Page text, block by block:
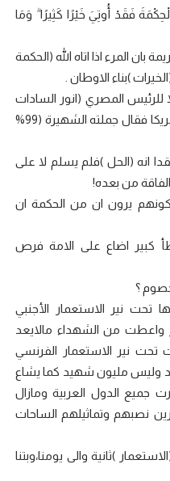
فَقَدْ أُوتِيَ خَيْرًا كَثِيرًا ۗ وَمَا
بان المرء اذا اتاه الله (الحكمة
)بناء الاوطان .
للرئيس المصري (انور السادات
)الذي اعتقد ان (صولجان الدنيا) بيد امريكا فقال جملته الشهيرة (99%
انه (الحل )فلم يسلم لا على
من بعده!
كونهم يرون ان من الحكمة ان
كبير اضاع على الامة فرص
؟
تحت نير الاستعمار الأجنبي
من الشهداء مالايعد
تحت نير الاستعمار الفرنسي
وليس مليون شهيد كما يشاع
جميع الدول العربية ومازال
نصبهم وتماثيلهم الساحات
)ثانية والى يومنا،وبتنا